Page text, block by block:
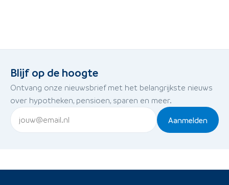
Blijf op de hoogte
Ontvang onze nieuwsbrief met het belangrijkste nieuws
over hypotheken, pensioen, sparen en meer.
Aanmelden